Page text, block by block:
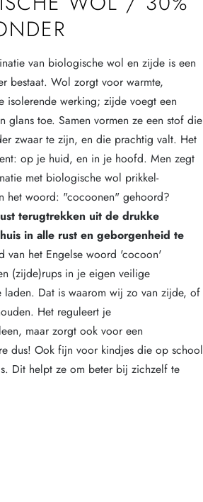
van biologische wol en zijde is een
bestaat. Wol zorgt voor warmte,
isolerende werking; zijde voegt een
glans toe. Samen vormen ze een stof die
zwaar te zijn, en die prachtig valt. Het
op je huid, en in je hoofd. Men zegt
met biologische wol prikkel-
het woord: "cocoonen" gehoord?
terugtrekken uit de drukke
in alle rust en geborgenheid te
van het Engelse woord 'cocoon'
(zijde)rups in je eigen veilige
Dat is waarom wij zo van zijde, of
Het reguleert je
maar zorgt ook voor een
dus! Ook fijn voor kindjes die op school
Dit helpt ze om beter bij zichzelf te